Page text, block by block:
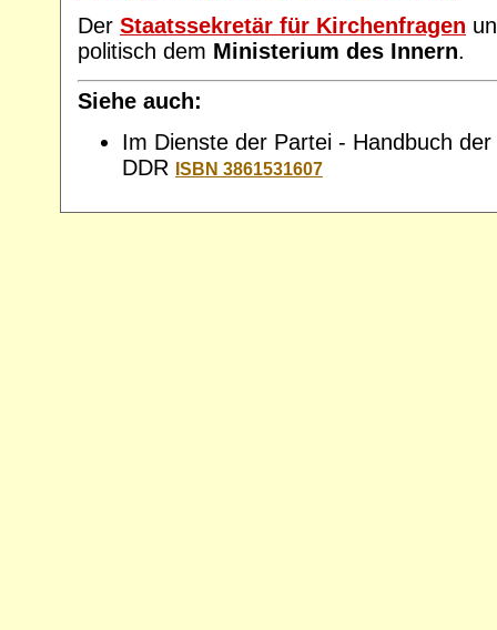
Der Staatssekretär für Kirchenfragen
politisch dem Ministerium des Innern.
Siehe auch:
Im Dienste der Partei - Handbuch
DDR
ISBN 3861531607